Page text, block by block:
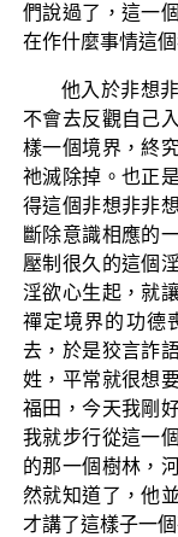
們說過了，這一
在作什麼事情這個
他入於非想
不會去反觀自己
樣一個境界，終
祂滅除掉。也正
得這個非想非非
斷除意識相應的
壓制很久的這個
淫欲心生起，就
禪定境界的功德
去，於是狡言詐
姓，平常就很想
福田，今天我剛
我就步行從這一
的那一個樹林，
然就知道了，他
才講了這樣子一個